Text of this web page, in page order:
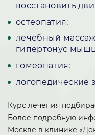
восстановить
остеопатия;
лечебный
гипертонус
гомеопатия;
логопедические
Курс лечения
Более подробную
Москве в клинике